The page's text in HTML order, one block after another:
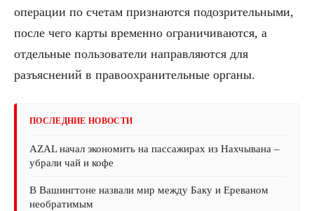
операции по счетам признаются подозрительными,
после чего карты временно ограничиваются, а
отдельные пользователи направляются для
разъяснений в правоохранительные органы.
ПОСЛЕДНИЕ НОВОСТИ
AZAL начал экономить на пассажирах из Нахчывана –
убрали чай и кофе
В Вашингтоне назвали мир между Баку и Ереваном
необратимым